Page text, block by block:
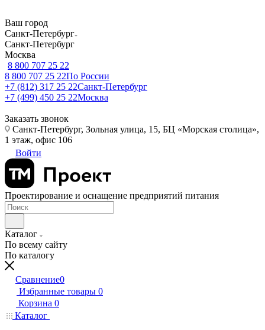
Ваш город
Санкт-Петербург
Санкт-Петербург
Москва
8 800 707 25 22
8 800 707 25 22По России
+7 (812) 317 25 22Санкт-Петербург
+7 (499) 450 25 22Москва
Заказать звонок
Санкт-Петербург, Зольная улица, 15, БЦ «Морская столица»,
1 этаж, офис 106
Войти
Проектирование и оснащение предприятий питания
Каталог
По всему сайту
По каталогу
Сравнение0
Избранные товары 0
Корзина 0
Каталог